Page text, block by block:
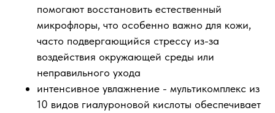
помогают восстановить естественный
микрофлоры, что особенно важно для кожи,
часто подвергающийся стрессу из-за
воздействия окружающей среды или
неправильного ухода
интенсивное увлажнение - мультикомплекс из
10 видов гиалуроновой кислоты обеспечивает